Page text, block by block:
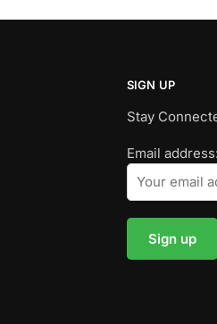
SIGN UP
Stay
Email address: